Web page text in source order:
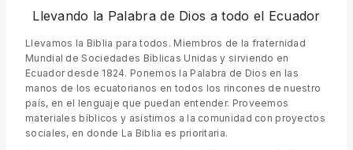
Llevando la Palabra de Dios a todo el Ecuador
Llevamos la Biblia para todos. Miembros de la fraternidad
Mundial de Sociedades Bíblicas Unidas y sirviendo en
Ecuador desde 1824. Ponemos la Palabra de Dios en las
manos de los ecuatorianos en todos los rincones de nuestro
país, en el lenguaje que puedan entender. Proveemos
materiales bíblicos y asistimos a la comunidad con proyectos
sociales, en donde La Biblia es prioritaria.